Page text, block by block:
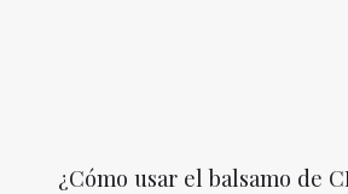
¿Cómo usar el balsamo de